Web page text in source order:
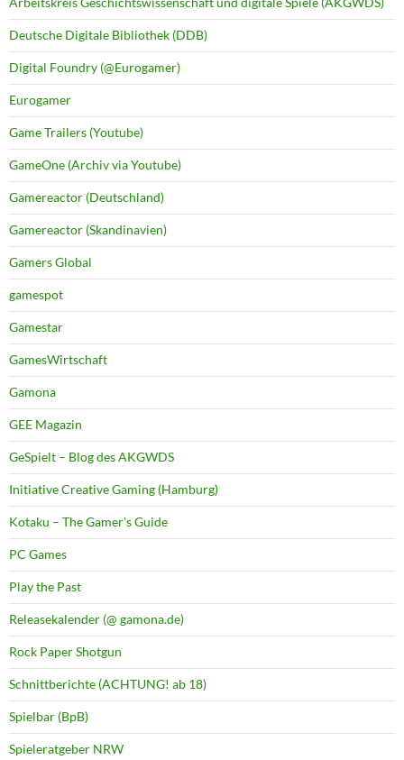
Deutsche Digitale Bibliothek (DDB)
Digital Foundry (@Eurogamer)
Eurogamer
Game Trailers (Youtube)
GameOne (Archiv via Youtube)
Gamereactor (Deutschland)
Gamereactor (Skandinavien)
Gamers Global
gamespot
Gamestar
GamesWirtschaft
Gamona
GEE Magazin
GeSpielt – Blog des AKGWDS
Initiative Creative Gaming (Hamburg)
Kotaku – The Gamer's Guide
PC Games
Play the Past
Releasekalender (@ gamona.de)
Rock Paper Shotgun
Schnittberichte (ACHTUNG! ab 18)
Spielbar (BpB)
Spieleratgeber NRW